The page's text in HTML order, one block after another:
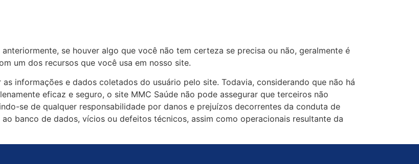
se houver algo que você não tem certeza se precisa ou não, geralmente é
um dos recursos que você usa em nosso site.
informações e dados coletados do usuário pelo site. Todavia, considerando que não há
eficaz e seguro, o site MMC Saúde não pode assegurar que terceiros não
se de qualquer responsabilidade por danos e prejuízos decorrentes da conduta de
banco de dados, vícios ou defeitos técnicos, assim como operacionais resultante da